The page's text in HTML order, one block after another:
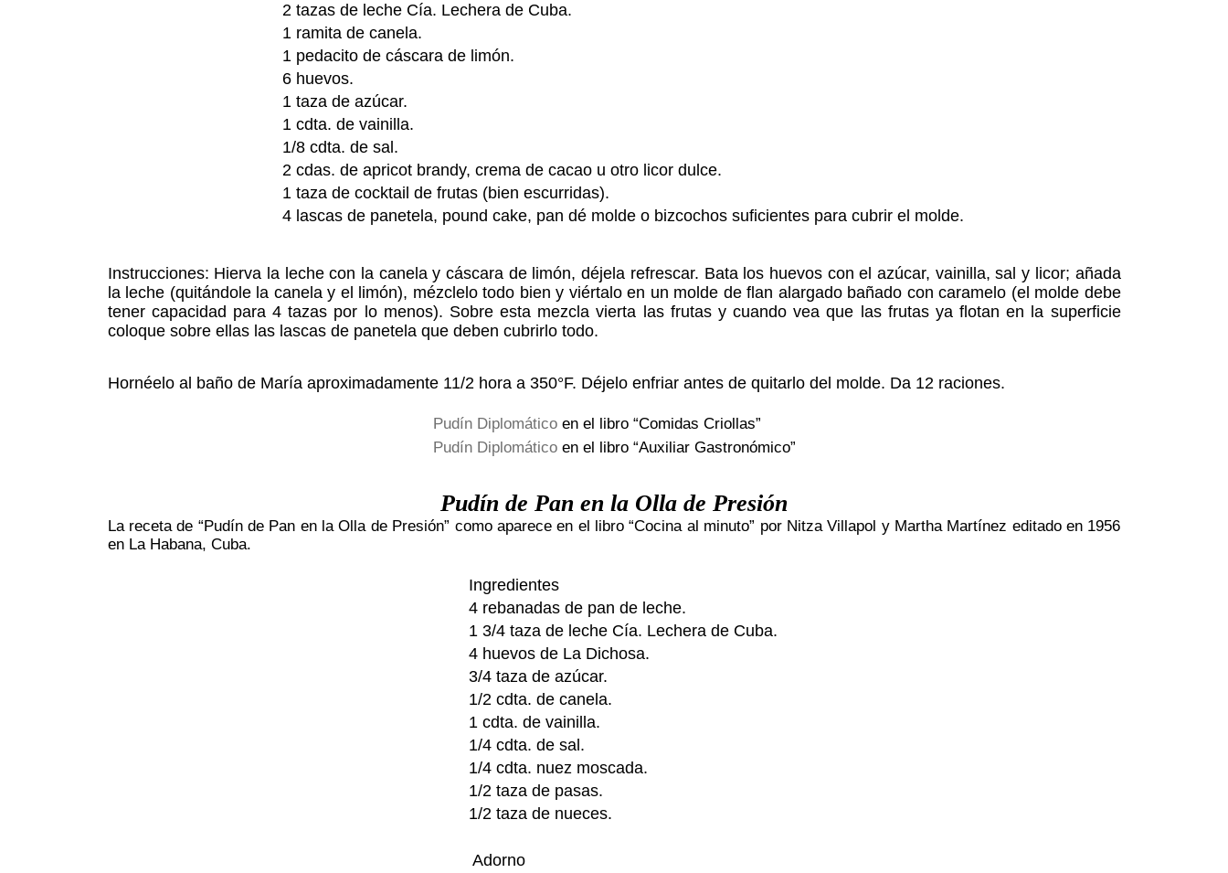
2 tazas de leche Cía. Lechera de Cuba.
1 ramita de canela.
1 pedacito de cáscara de limón.
6 huevos.
1 taza de azúcar.
1 cdta. de vainilla.
1/8 cdta. de sal.
2 cdas. de apricot brandy, crema de cacao u otro licor dulce.
1 taza de cocktail de frutas (bien escurridas).
4 lascas de panetela, pound cake, pan dé molde o bizcochos sufi­cientes para cubrir el molde.
Instrucciones: Hierva la leche con la canela y cáscara de limón, déjela re­frescar. Bata los huevos con el azúcar, vainilla, sal y licor; añada
la leche (quitándole la canela y el limón), mézclelo todo bien y viértalo en un molde de flan alargado bañado con caramelo (el molde debe
tener capacidad para 4 tazas por lo menos). Sobre esta mezcla vierta las frutas y cuando vea que las frutas ya flotan en la superficie
coloque sobre ellas las lascas de panetela que de­ben cubrirlo todo.
Hornéelo al baño de María aproximadamente 11/2 hora a 350°F. Déjelo enfriar antes de quitarlo del molde. Da 12 raciones.
Pudín Diplomáticoen el libro “Comidas Criollas”
Pudín Diplomáticoen el libro “Auxiliar Gastronómico”
Pudín de Pan en la Olla de Presión
La receta de “Pudín de Pan en la Olla de Presión” como aparece en el libro “Cocina al minuto” por Nitza Villapol y Martha Martínez editado en 1956
en La Habana, Cuba.
Ingredientes
4 rebanadas de pan de leche.
1 3/4 taza de leche Cía. Lechera de Cuba.
4 huevos de La Dichosa.
3/4 taza de azúcar.
1/2 cdta. de canela.
1 cdta. de vainilla.
1/4 cdta. de sal.
1/4 cdta. nuez moscada.
1/2 taza de pasas.
1/2 taza de nueces.
Adorno